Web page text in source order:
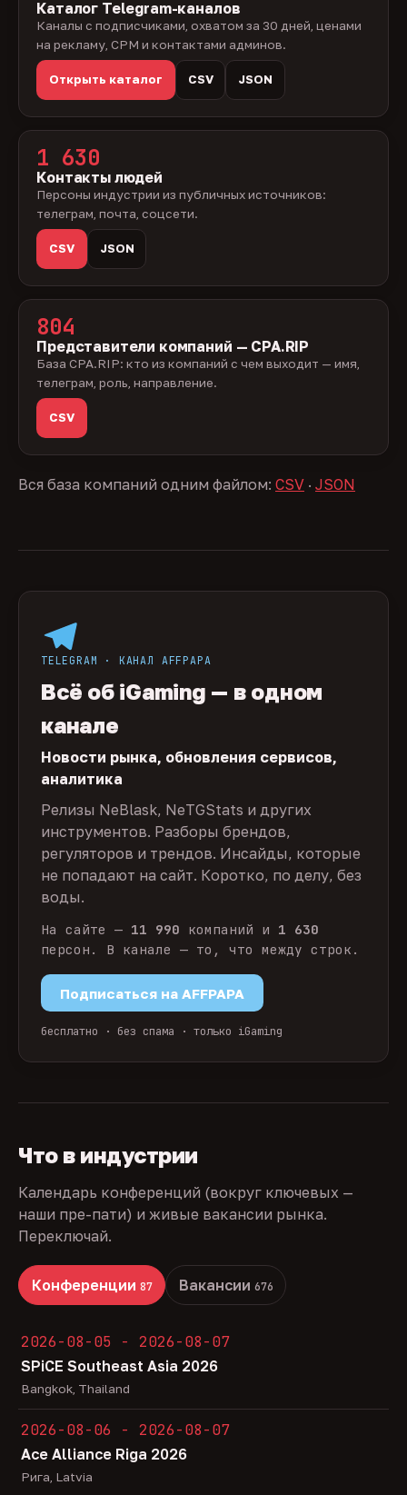
Каталог Telegram-каналов
Каналы с подписчиками, охватом за 30 дней, ценами
на рекламу, CPM и контактами админов.
Открыть каталог CSV JSON
1 630
Контакты людей
Персоны индустрии из публичных источников:
телеграм, почта, соцсети.
CSV JSON
804
Представители компаний — CPA.RIP
База CPA.RIP: кто из компаний с чем выходит — имя,
телеграм, роль, направление.
CSV
Вся база компаний одним файлом: CSV · JSON
TELEGRAM · КАНАЛ AFFPAPA
Всё об iGaming — в одном
канале
Новости рынка, обновления сервисов,
аналитика
Релизы NeBlask, NeTGStats и других
инструментов. Разборы брендов,
регуляторов и трендов. Инсайды, которые
не попадают на сайт. Коротко, по делу, без
воды.
На сайте — 11 990 компаний и 1 630
персон. В канале — то, что между строк.
Подписаться на AFFPAPA
бесплатно · без спама · только iGaming
Что в индустрии
Календарь конференций (вокруг ключевых —
наши пре-пати) и живые вакансии рынка.
Переключай.
Конференции 87 Вакансии 676
2026-08-05 - 2026-08-07
SPiCE Southeast Asia 2026
Bangkok, Thailand
2026-08-06 - 2026-08-07
Ace Alliance Riga 2026
Рига, Latvia